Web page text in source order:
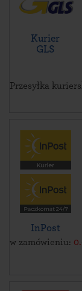
Kurier
GLS
Przesyłka
InPost
w zamówieniu: